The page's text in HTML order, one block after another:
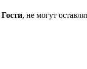
Гости, не могут